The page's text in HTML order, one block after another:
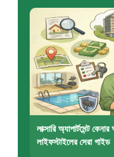
লাক্সারি অ্যাপার্টমেন্ট
লাইফস্টাইলের সেরা গাইড